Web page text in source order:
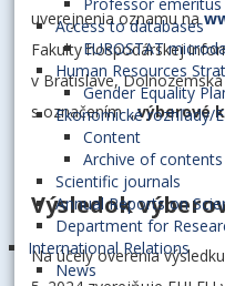
Access to databases
EUROSTAT
Human Resources
Gender Equality
Ekonomické rozhľady/
Content
Archive of
Scientific journals
Annual Reports on
Department for
International Relations
News
uverejnenia oznamu na
Fakulty hospodárskej
v Bratislave,
s označením „výberové
Výsledok
Na účely overenia